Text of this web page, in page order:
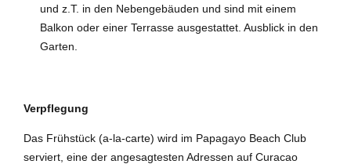
und z.T. in den Nebengebäuden und sind mit einem
Balkon oder einer Terrasse ausgestattet. Ausblick in den
Garten.
Verpflegung
Das Frühstück (a-la-carte) wird im Papagayo Beach Club
serviert, eine der angesagtesten Adressen auf Curacao